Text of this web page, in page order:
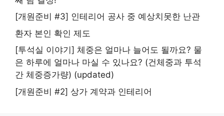
[개원준비 #3] 인테리어 공사 중 예상치못한 난관
환자 본인 확인 제도
[투석실 이야기] 체중은 얼마나 늘어도 될까요? 물
은 하루에 얼마나 마실 수 있나요? (건체중과 투석
간 체중증가량) (updated)
[개원준비 #2] 상가 계약과 인테리어